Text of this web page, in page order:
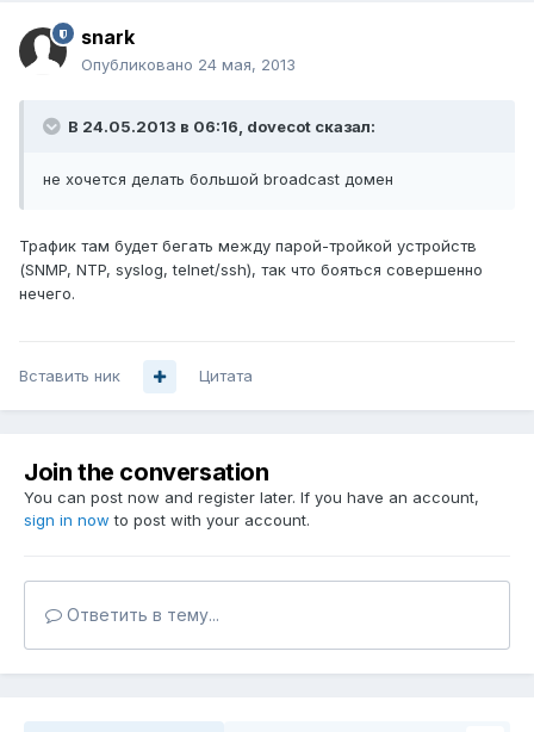
snark
Опубликовано 24 мая, 2013
В 24.05.2013 в 06:16, dovecot сказал:
не хочется делать большой broadcast домен
Трафик там будет бегать между парой-тройкой устройств
(SNMP, NTP, syslog, telnet/ssh), так что бояться совершенно
нечего.
Вставить ник Цитата
Join the conversation
You can post now and register later. If you have an account,
sign in now to post with your account.
Ответить в тему...